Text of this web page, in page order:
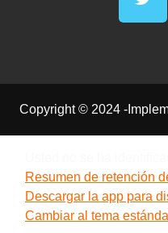
Copyright © 2024 -
Resumen de retención
Descargar la app para
Cambiar al tema